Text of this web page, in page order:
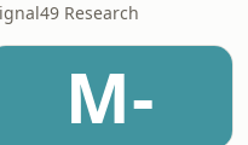
Research
M-